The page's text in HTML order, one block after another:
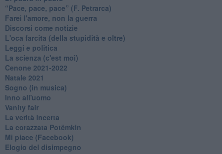
​“Pace, pace, pace” (F. Petrarca)
Farei l'amore, non la guerra
Discorsi come notizie
L'oca farcita (della stupidità e oltre)
Leggi e politica
La scienza (c'est moi)
Cenone 2021-2022
Natale 2021
Sogno (in musica)
Inno all'uomo
Vanity fair
La verità incerta
La corazzata Potëmkin
Mi piace (Facebook)
Elogio del disimpegno